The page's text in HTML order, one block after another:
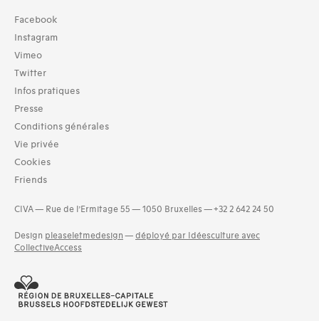
Collection
TOUT (2)
Archives (2)
Typologies documents
Séries (activités) (29)
16-urbanisme et aménagement (38)
17-parc et jardins, privés (51)
18- parcs et jardins publics (52)
20-bâtiments, mobilier et éléments de jardins ou de parcs
21-horticulture (52)
22-botanique (52)
Facebook
Instagram
Vimeo
Twitter
Infos pratiques
Presse
Conditions générales
Vie privée
Cookies
Friends
CIVA — Rue de l’Ermitage 55 — 1050 Bruxelles — +32 2 642 24 50
Design pleaseletmedesign — déployé par Idéesculture avec
CollectiveAccess